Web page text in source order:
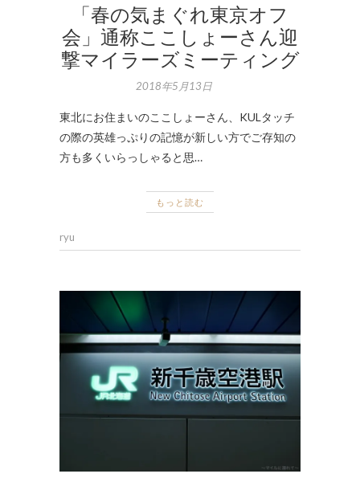
「春の気まぐれ東京オフ
会」通称ここしょーさん迎
撃マイラーズミーティング
2018年5月13日
東北にお住まいのここしょーさん、KULタッチ
の際の英雄っぷりの記憶が新しい方でご存知の
方も多くいらっしゃると思…
もっと読む
ryu